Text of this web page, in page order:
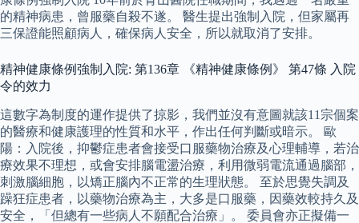
的精神病患，曾服藥自殺不遂。 醫生提出強制入院，但家屬再
三保證能照顧病人，確保病人安全，所以就取消了安排。
精神健康條例強制入院: 第136章 《精神健康條例》 第47條 入院
令的效力
這數字為制度的運作提供了掠影，我們並沒有意圖就該11宗個案
的醫療和健康護理的性質和水平，作出任何判斷或暗示。 歐
陽：入院後，抑鬱症患者會接受口服藥物治療及心理輔導，若治
療效果不理想，或會安排腦電盪治療，利用微弱電流通過腦部，
刺激腦細胞，以矯正腦內不正常的生理狀態。 至於思覺失調及
躁狂症患者，以藥物治療為主，大多是口服藥，因藥效較持久及
安全，「但總有一些病人不願配合治療」。 委員會亦正擬備一